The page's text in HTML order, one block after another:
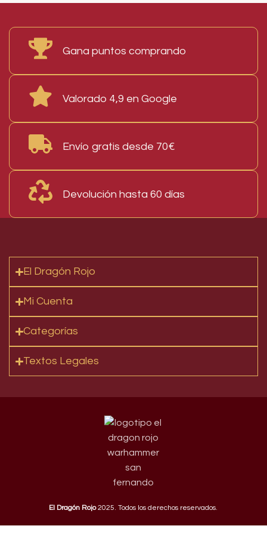
Gana puntos comprando
Valorado 4,9 en Google
Envío gratis desde 70€
Devolución hasta 60 días
El Dragón Rojo
Mi Cuenta
Categorías
Textos Legales
El Dragón Rojo2025. Todos los derechos reservados.